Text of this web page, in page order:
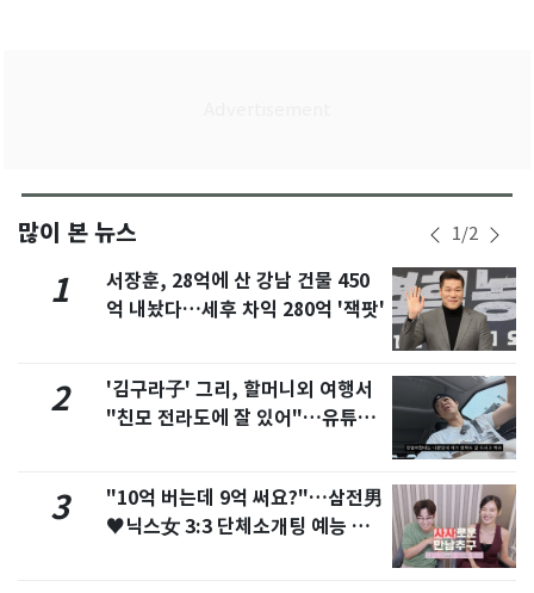
많이 본 뉴스 1/2
1
서장훈, 28억에 산 강남 건물 450
억 내놨다…세후 차익 280억 '잭팟'
2
'김구라子' 그리, 할머니외 여행서
"친모 전라도에 잘 있어"…유튜브
3
"10억 버는데 9억 써요?"…삼전男
♥닉스女 3:3 단체소개팅 예능 화